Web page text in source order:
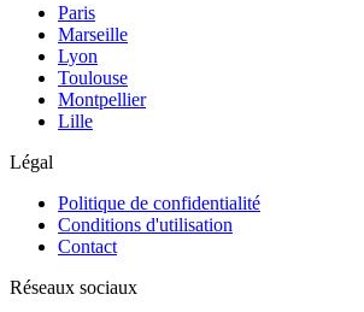
Paris
Marseille
Lyon
Toulouse
Montpellier
Lille
Légal
Politique de confidentialité
Conditions d'utilisation
Contact
Réseaux sociaux